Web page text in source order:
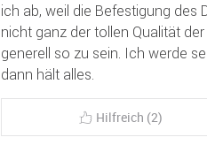
ich ab, weil die Befestigung des
nicht ganz der tollen Qualität
generell so zu sein. Ich werde
dann hält alles.
Hilfreich (2)